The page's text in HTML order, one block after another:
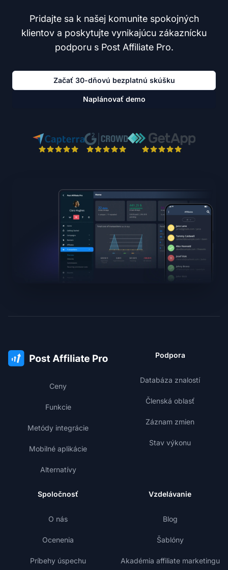
Pridajte sa k našej komunite spokojných
klientov a poskytujte vynikajúcu zákaznícku
podporu s Post Affiliate Pro.
Začať 30-dňovú bezplatnú skúšku
Naplánovať demo
Ceny
Funkcie
Metódy integrácie
Mobilné aplikácie
Alternatívy
Podpora
Databáza znalostí
Členská oblasť
Záznam zmien
Stav výkonu
Spoločnosť
O nás
Ocenenia
Príbehy úspechu
Vzdelávanie
Blog
Šablóny
Akadémia affiliate marketingu